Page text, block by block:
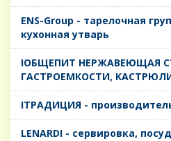
ENS-Group - тарелочная
кухонная утварь
IОБЩЕПИТ НЕРЖАВЕЮЩАЯ
ГАСТРОЕМКОСТИ,
IТРАДИЦИЯ -
LENARDI - сервировка,